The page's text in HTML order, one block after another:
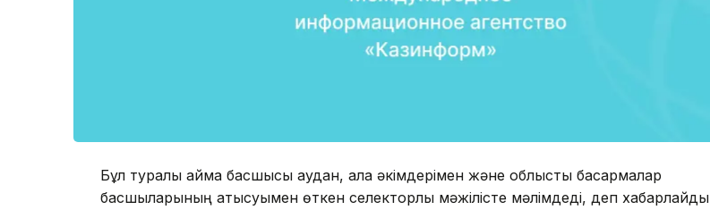
Бұл туралы аймақ басшысы аудан, қала әкімдерімен және облыстық басқармалар
басшыларының қатысуымен өткен селекторлық мәжілісте мәлімдеді, деп хабарлайды